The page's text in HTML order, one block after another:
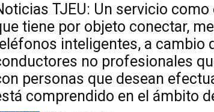
TJEU: Un servicio
tiene por objeto conectar,
inteligentes, a cambio
no profesionales
personas que desean
comprendido en el ámbito